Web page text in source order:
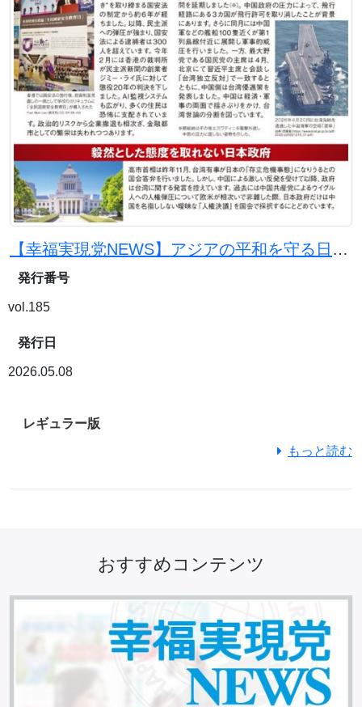
【幸福実現党NEWS】アジアの平和を守る日本の使命
発行番号
vol.185
発行日
2026.05.08
レギュラー版
もっと読む
おすすめコンテンツ